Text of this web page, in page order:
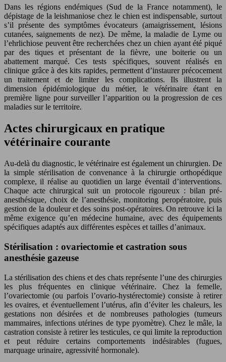
Dans les régions endémiques (Sud de la France notamment), le
dépistage de la leishmaniose chez le chien est indispensable, surtout
s’il présente des symptômes évocateurs (amaigrissement, lésions
cutanées, saignements de nez). De même, la maladie de Lyme ou
l’ehrlichiose peuvent être recherchées chez un chien ayant été piqué
par des tiques et présentant de la fièvre, une boiterie ou un
abattement marqué. Ces tests spécifiques, souvent réalisés en
clinique grâce à des kits rapides, permettent d’instaurer précocement
un traitement et de limiter les complications. Ils illustrent la
dimension épidémiologique du métier, le vétérinaire étant en
première ligne pour surveiller l’apparition ou la progression de ces
maladies sur le territoire.
Actes chirurgicaux en pratique
vétérinaire courante
Au-delà du diagnostic, le vétérinaire est également un chirurgien. De
la simple stérilisation de convenance à la chirurgie orthopédique
complexe, il réalise au quotidien un large éventail d’interventions.
Chaque acte chirurgical suit un protocole rigoureux : bilan pré-
anesthésique, choix de l’anesthésie, monitoring peropératoire, puis
gestion de la douleur et des soins post-opératoires. On retrouve ici la
même exigence qu’en médecine humaine, avec des équipements
spécifiques adaptés aux différentes espèces et tailles d’animaux.
Stérilisation : ovariectomie et castration sous
anesthésie gazeuse
La stérilisation des chiens et des chats représente l’une des chirurgies
les plus fréquentes en clinique vétérinaire. Chez la femelle,
l’ovariectomie (ou parfois l’ovario-hystérectomie) consiste à retirer
les ovaires, et éventuellement l’utérus, afin d’éviter les chaleurs, les
gestations non désirées et de nombreuses pathologies (tumeurs
mammaires, infections utérines de type pyomètre). Chez le mâle, la
castration consiste à retirer les testicules, ce qui limite la reproduction
et peut réduire certains comportements indésirables (fugues,
marquage urinaire, agressivité hormonale).